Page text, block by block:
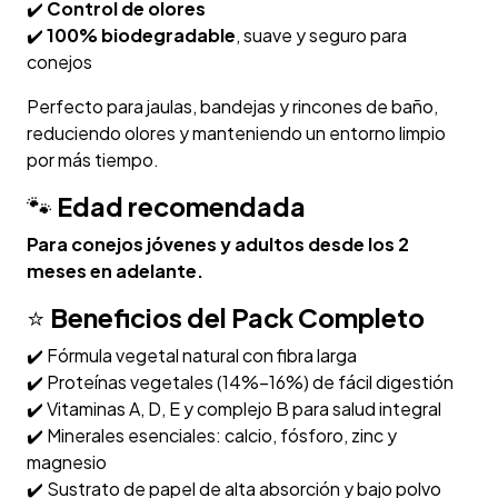
✔️ Control de olores
✔️100% biodegradable, suave y seguro para
conejos
Perfecto para jaulas, bandejas y rincones de baño,
reduciendo olores y manteniendo un entorno limpio
por más tiempo.
🐾 Edad recomendada
Para conejos jóvenes y adultos desde los 2
meses en adelante.
⭐ Beneficios del Pack Completo
✔️ Fórmula vegetal natural con fibra larga
✔️ Proteínas vegetales (14%–16%) de fácil digestión
✔️ Vitaminas A, D, E y complejo B para salud integral
✔️ Minerales esenciales: calcio, fósforo, zinc y
magnesio
✔️ Sustrato de papel de alta absorción y bajo polvo